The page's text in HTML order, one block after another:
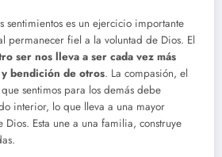
es un ejercicio importante
permanecer fiel a la voluntad de Dios. El
ser nos lleva a ser cada vez más
bendición de otros. La compasión, el
sentimos para los demás debe
interior, lo que lleva a una mayor
Esta une a una familia, construye